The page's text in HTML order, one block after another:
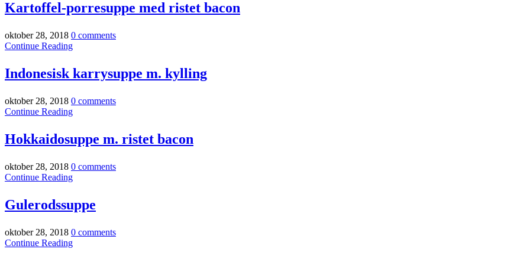
Kartoffel-porresuppe med ristet bacon
oktober 28, 2018 0 comments
Continue Reading
Indonesisk karrysuppe m. kylling
oktober 28, 2018 0 comments
Continue Reading
Hokkaidosuppe m. ristet bacon
oktober 28, 2018 0 comments
Continue Reading
Gulerodssuppe
oktober 28, 2018 0 comments
Continue Reading